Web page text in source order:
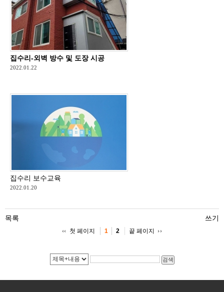
집수리-외벽 방수 및 도장 시공
2022.01.22
집수리 보수교육
2022.01.20
목록 쓰기
첫 페이지 1 2 끝 페이지
검색